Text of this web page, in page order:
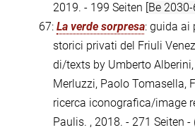
2019. - 199 Seiten [Be
67: La verde sorpresa: guida ai
storici privati del Friuli
di/texts by Umberto
Merluzzi, Paolo Tomasella,
ricerca iconografica/image
Paulis. , 2018. - 271 Seiten -